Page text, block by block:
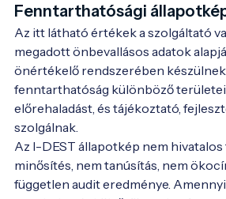
Fenntarthatósági
Az itt látható értékek a szolgáltató
megadott önbevallásos adatok
önértékelő rendszerében
fenntarthatóság különböző
előrehaladást, és tájékoztató,
szolgálnak.
Az I-DEST állapotkép nem
minősítés, nem tanúsítás, nem
független audit eredménye.